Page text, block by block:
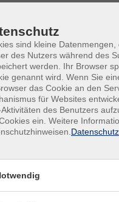
und Verfahrens-
Sie sich selber ein
mehr über
werden kann, ohne
ist, um übermäßige
sowie Farben, Lacken
wasserbelastender Stoffe
sind kleine
des Nutzers während des
werden. Ihr Browser
genannt wird. Wenn Sie
das Cookie an den
für Websites
des Benutzers
ein. Weitere
Datenschutz